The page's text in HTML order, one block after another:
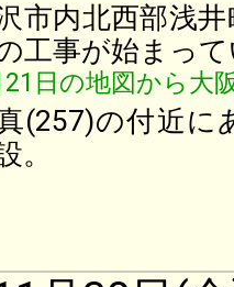
市内北西部浅
工事が始まっ
21日の地図から大
(257)の付近に
。